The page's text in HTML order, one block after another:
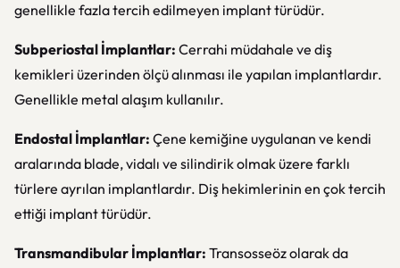
genellikle fazla tercih edilmeyen implant türüdür.
Subperiostal İmplantlar: Cerrahi müdahale ve diş
kemikleri üzerinden ölçü alınması ile yapılan implantlardır.
Genellikle metal alaşım kullanılır.
Endostal İmplantlar: Çene kemiğine uygulanan ve kendi
aralarında blade, vidalı ve silindirik olmak üzere farklı
türlere ayrılan implantlardır. Diş hekimlerinin en çok tercih
ettiği implant türüdür.
Transmandibular İmplantlar: Transosseöz olarak da